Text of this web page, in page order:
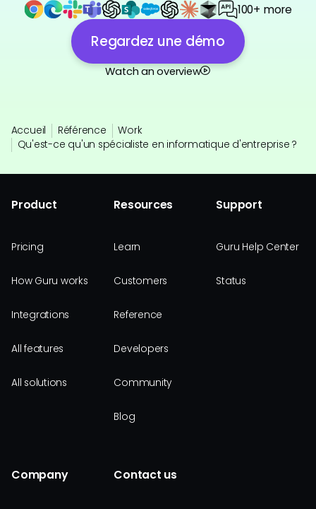
100+ more
Regardez une démo
Watch an overview
Accueil Référence
Work
Qu'est-ce qu'un spécialiste en informatique d'entreprise ?
Product
Pricing
How Guru works
Integrations
All features
All solutions
Resources
Learn
Customers
Reference
Developers
Community
Blog
Support
Guru Help Center
Status
Company Contact us